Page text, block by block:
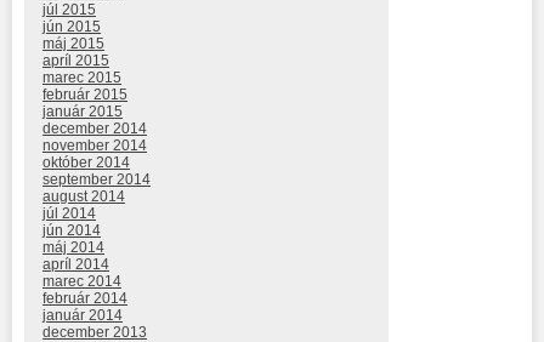
júl 2015
jún 2015
máj 2015
apríl 2015
marec 2015
február 2015
január 2015
december 2014
november 2014
október 2014
september 2014
august 2014
júl 2014
jún 2014
máj 2014
apríl 2014
marec 2014
február 2014
január 2014
december 2013